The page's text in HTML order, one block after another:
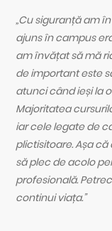
„Cu siguranță am
ajuns în campus
am învățat să mă
de important este
atunci când ieși la
Majoritatea
iar cele legate de
plictisitoare. Așa
să plec de acolo
profesională.
continui viața.”